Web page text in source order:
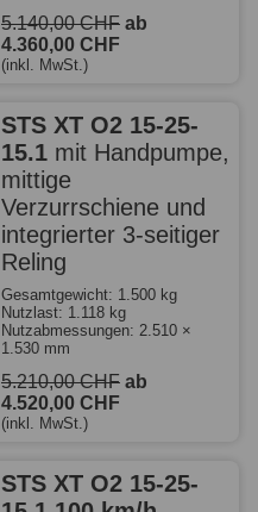
5.140,00 CHF ab
4.360,00 CHF
(inkl. MwSt.)
STS XT O2 15-25-
15.1 mit Handpumpe,
mittige
Verzurrschiene und
integrierter 3-seitiger
Reling
Gesamtgewicht: 1.500 kg
Nutzlast: 1.118 kg
Nutzabmessungen: 2.510 ×
1.530 mm
5.210,00 CHF ab
4.520,00 CHF
(inkl. MwSt.)
STS XT O2 15-25-